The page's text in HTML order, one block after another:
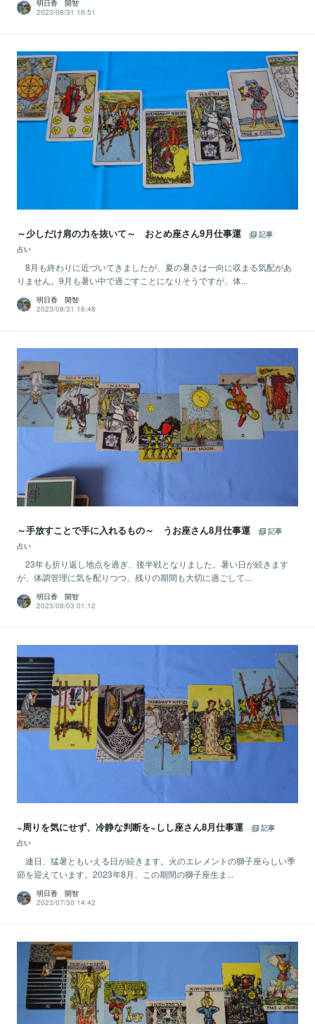
明日香 開智
2023/08/31 16:51
～少しだけ肩の力を抜いて～ おとめ座さん9月仕事運
記事
占い
8月も終わりに近づいてきましたが、夏の暑さは一向に収まる気配があ
りません。9月も暑い中で過ごすことになりそうですが、体...
明日香 開智
2023/08/31 16:48
～手放すことで手に入れるもの～ うお座さん8月仕事運
記事
占い
23年も折り返し地点を過ぎ、後半戦となりました。暑い日が続きます
が、体調管理に気を配りつつ、残りの期間も大切に過ごして...
明日香 開智
2023/08/03 01:12
~周りを気にせず、冷静な判断を~しし座さん8月仕事運
記事
占い
連日、猛暑ともいえる日が続きます。火のエレメントの獅子座らしい季
節を迎えています。2023年8月、この期間の獅子座生ま...
明日香 開智
2023/07/30 14:42